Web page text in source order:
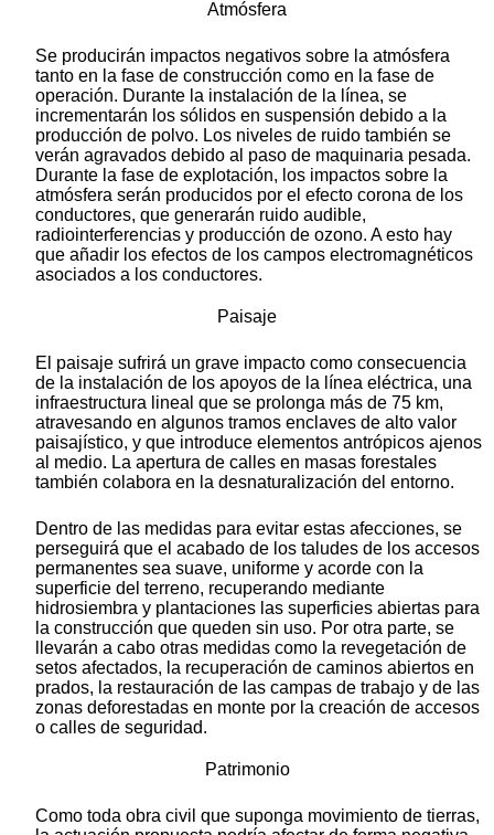
Atmósfera
Se producirán impactos negativos sobre la atmósfera
tanto en la fase de construcción como en la fase de
operación. Durante la instalación de la línea, se
incrementarán los sólidos en suspensión debido a la
producción de polvo. Los niveles de ruido también se
verán agravados debido al paso de maquinaria pesada.
Durante la fase de explotación, los impactos sobre la
atmósfera serán producidos por el efecto corona de los
conductores, que generarán ruido audible,
radiointerferencias y producción de ozono. A esto hay
que añadir los efectos de los campos electromagnéticos
asociados a los conductores.
Paisaje
El paisaje sufrirá un grave impacto como consecuencia
de la instalación de los apoyos de la línea eléctrica, una
infraestructura lineal que se prolonga más de 75 km,
atravesando en algunos tramos enclaves de alto valor
paisajístico, y que introduce elementos antrópicos ajenos
al medio. La apertura de calles en masas forestales
también colabora en la desnaturalización del entorno.
Dentro de las medidas para evitar estas afecciones, se
perseguirá que el acabado de los taludes de los accesos
permanentes sea suave, uniforme y acorde con la
superficie del terreno, recuperando mediante
hidrosiembra y plantaciones las superficies abiertas para
la construcción que queden sin uso. Por otra parte, se
llevarán a cabo otras medidas como la revegetación de
setos afectados, la recuperación de caminos abiertos en
prados, la restauración de las campas de trabajo y de las
zonas deforestadas en monte por la creación de accesos
o calles de seguridad.
Patrimonio
Como toda obra civil que suponga movimiento de tierras,